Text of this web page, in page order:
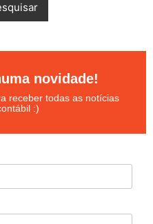
novidade!
receber todas as notícias
:)